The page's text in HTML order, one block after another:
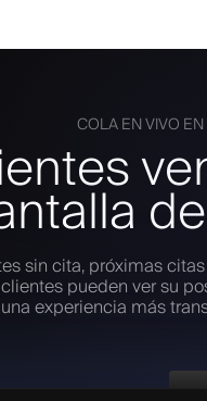
COLA EN VIVO
sin cita, próximas
pueden ver su
experiencia más